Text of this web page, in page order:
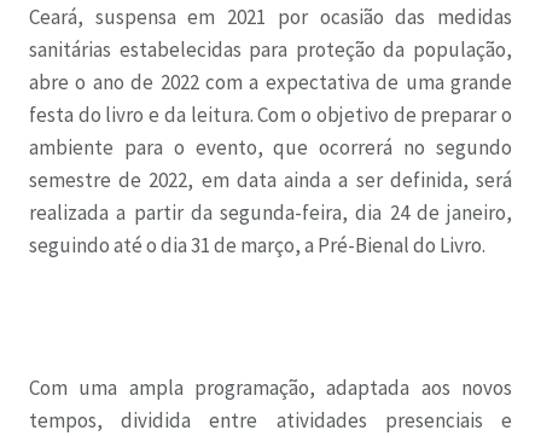
Ceará, suspensa em 2021 por ocasião das medidas
sanitárias estabelecidas para proteção da população,
abre o ano de 2022 com a expectativa de uma grande
festa do livro e da leitura. Com o objetivo de preparar o
ambiente para o evento, que ocorrerá no segundo
semestre de 2022, em data ainda a ser definida, será
realizada a partir da segunda-feira, dia 24 de janeiro,
seguindo até o dia 31 de março, a Pré-Bienal do Livro.
Com uma ampla programação, adaptada aos novos
tempos, dividida entre atividades presenciais e